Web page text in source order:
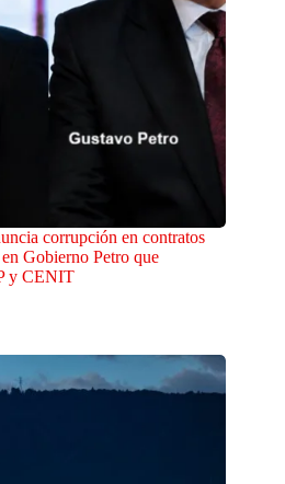
corrupción en contratos
Gobierno Petro que
y CENIT